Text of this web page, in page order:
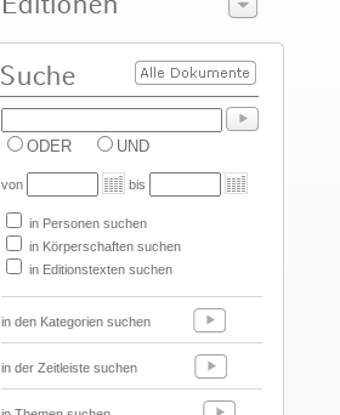
ODER UND
von bis
in Personen suchen
in Körperschaften suchen
in Editionstexten suchen
in den Kategorien suchen
in der Zeitleiste suchen